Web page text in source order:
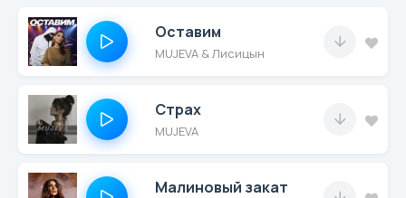
Оставим
MUJEVA & Лисицын
Страх
MUJEVA
Малиновый закат